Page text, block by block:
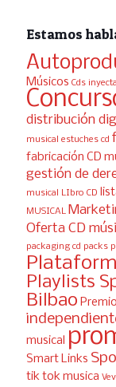
Estamos
Músicos Cds
distribución
musical estuches cd
fabricación CD
gestión de
musical
LIbro CD
MUSICAL
Oferta CD
packaging cd packs
Playlists
Bilbao
musical
Smart Links
tik tok musica